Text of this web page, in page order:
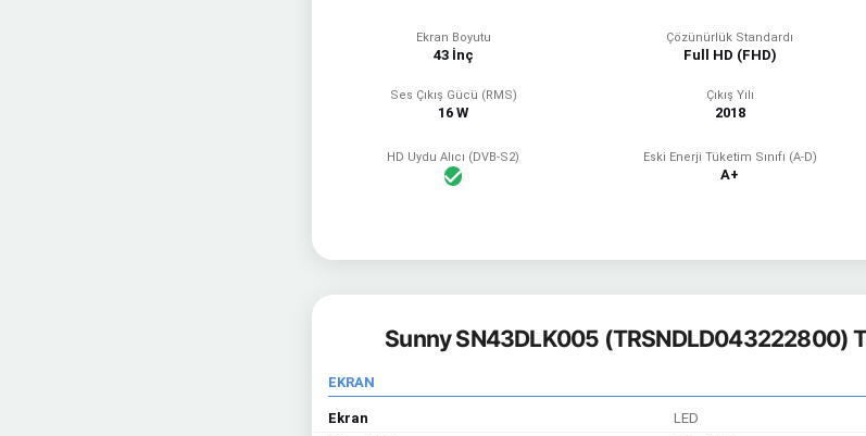
Ekran Boyutu
43 İnç
Çözünürlük Standardı
Full HD (FHD)
Ses Çıkış Gücü (RMS)
16 W
Çıkış Yılı
2018
HD Uydu Alıcı (DVB-S2) Eski Enerji Tüketim Sınıfı (A-D)
A+
Sunny SN43DLK005 (TRSNDLD043222800)
EKRAN
Ekran
LED